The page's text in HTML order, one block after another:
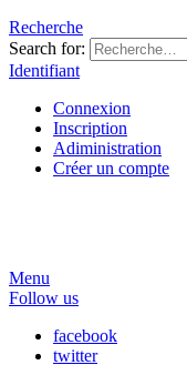
Recherche
Search for:
Identifiant
Connexion
Inscription
Adiministration
Créer un compte
Menu
Follow us
facebook
twitter